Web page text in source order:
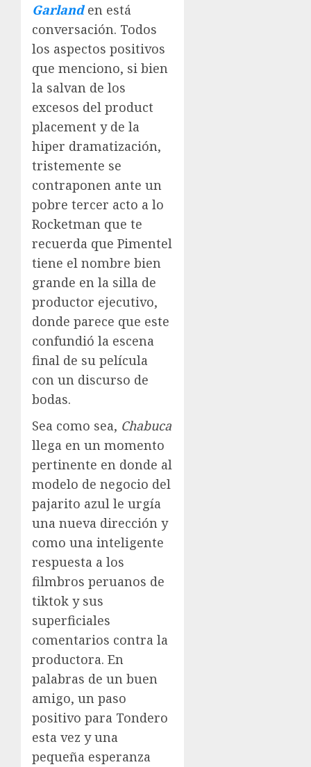
Garlanden está
conversación. Todos
los aspectos positivos
que menciono, si bien
la salvan de los
excesos del product
placement y de la
hiper dramatización,
tristemente se
contraponen ante un
pobre tercer acto a lo
Rocketman que te
recuerda que Pimentel
tiene el nombre bien
grande en la silla de
productor ejecutivo,
donde parece que este
confundió la escena
final de su película
con un discurso de
bodas.
Sea como sea, Chabuca
llega en un momento
pertinente en donde al
modelo de negocio del
pajarito azul le urgía
una nueva dirección y
como una inteligente
respuesta a los
filmbros peruanos de
tiktok y sus
superficiales
comentarios contra la
productora. En
palabras de un buen
amigo, un paso
positivo para Tondero
esta vez y una
pequeña esperanza